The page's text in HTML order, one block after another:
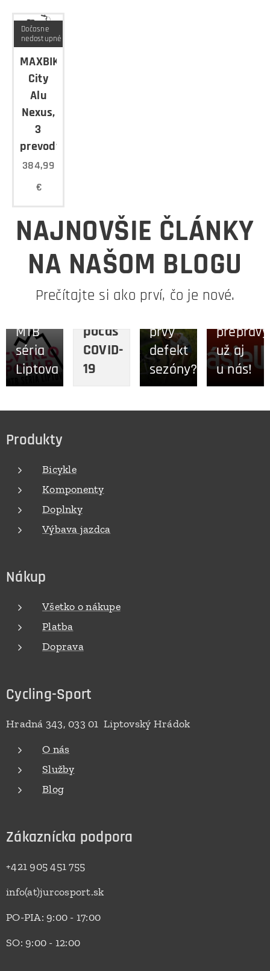
MAXBIKE
City
Alu
Nexus,
3
prevody
Dočasne
nedostupné
384,99
€
NAJNOVŠIE ČLÁNKY
NA NAŠOM BLOGU
Prečítajte si ako prví, čo je nové.
15.04.2023
Cvyklo
pohár
MTB
séria
Liptova
10.12.2021
Režim
počas
COVID-
19
28.02.2021
☝️
Pripravený
prvý
defekt
sezóny?
16.12.2020
–
prepravy
už aj
u nás!
Produkty
Bicykle
Komponenty
Doplnky
Výbava jazdca
Nákup
Všetko o nákupe
Platba
Doprava
Cycling-Sport
Hradná 343, 033 01 Liptovský Hrádok
O nás
Služby
Blog
Zákaznícka podpora
+421 905 451 755
info(at)jurcosport.sk
PO-PIA: 9:00 - 17:00
SO: 9:00 - 12:00